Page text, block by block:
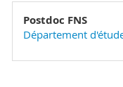
Postdoc FNS
Département